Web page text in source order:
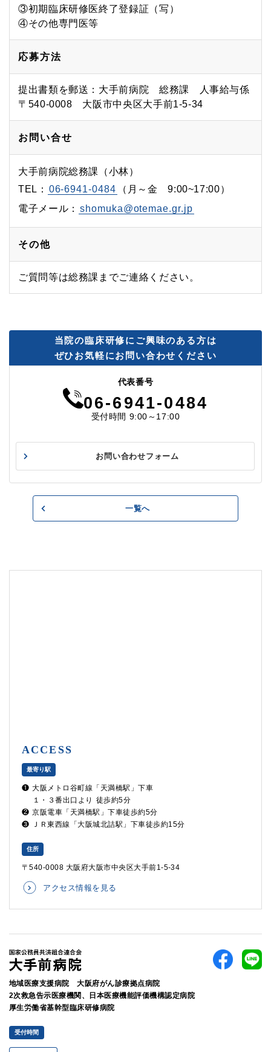
③初期臨床研修医終了登録証（写）
④その他専門医等
応募方法
提出書類を郵送：大手前病院 総務課 人事給与係
〒540-0008 大阪市中央区大手前1-5-34
お問い合せ
大手前病院総務課（小林）
TEL： 06-6941-0484
（月～金 9:00~17:00）
電子メール： shomuka@otemae.gr.jp
その他
ご質問等は総務課までご連絡ください。
当院の臨床研修にご興味のある方は
ぜひお気軽にお問い合わせください
代表番号
06-6941-0484
受付時間 9:00～17:00
お問い合わせフォーム
一覧へ
ACCESS
最寄り駅
❶ 大阪メトロ谷町線「天満橋駅」下車
１・３番出口より
徒歩約5分
❷ 京阪電車「天満橋駅」下車徒歩約5分
❸
ＪＲ東西線「大阪城北詰駅」下車徒歩約15分
住所
〒540-0008 大阪府大阪市中央区大手前1-5-34
アクセス情報を見る
地域医療支援病院 大阪府がん診療拠点病院
2次救急告示医療機関、日本医療機能評価機構認定病院
厚生労働省基幹型臨床研修病院
受付時間